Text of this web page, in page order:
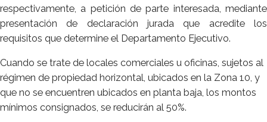
respectivamente, a petición de parte interesada, mediante
presentación de declaración jurada que acredite los
requisitos que determine el Departamento Ejecutivo.
Cuando se trate de locales comerciales u oficinas, sujetos al
régimen de propiedad horizontal, ubicados en la Zona 10, y
que no se encuentren ubicados en planta baja, los montos
mínimos consignados, se reducirán al 50%.